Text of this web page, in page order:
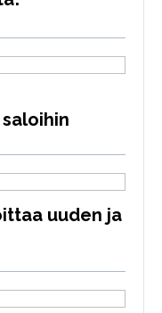
uuden ja